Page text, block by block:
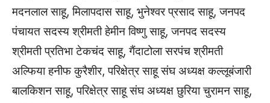
मदनलाल साहू, मिलापदास साहू, भुनेश्वर प्रसाद साहू, जनपद
पंचायत सदस्य श्रीमती हेमीन विष्णु साहू, जनपद सदस्य
श्रीमती प्रतिभा टेकचंद साहू, गैंदाटोला सरपंच श्रीमती
अल्फिया हनीफ कुरैशीर, परिक्षेत्र साहू संघ अध्यक्ष कल्लूबंजारी
बालकिशन साहू, परिक्षेत्र साहू संघ अध्यक्ष छुरिया चुरामन साहू,